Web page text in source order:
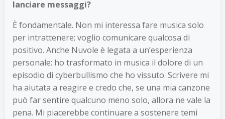
lanciare messaggi?
È fondamentale. Non mi interessa fare musica solo
per intrattenere; voglio comunicare qualcosa di
positivo. Anche Nuvole è legata a un’esperienza
personale: ho trasformato in musica il dolore di un
episodio di cyberbullismo che ho vissuto. Scrivere mi
ha aiutata a reagire e credo che, se una mia canzone
può far sentire qualcuno meno solo, allora ne vale la
pena. Mi piacerebbe continuare a sostenere temi